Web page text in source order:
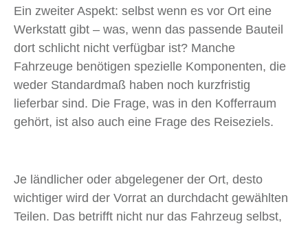
Ein zweiter Aspekt: selbst wenn es vor Ort eine
Werkstatt gibt – was, wenn das passende Bauteil
dort schlicht nicht verfügbar ist? Manche
Fahrzeuge benötigen spezielle Komponenten, die
weder Standardmaß haben noch kurzfristig
lieferbar sind. Die Frage, was in den Kofferraum
gehört, ist also auch eine Frage des Reiseziels.
Je ländlicher oder abgelegener der Ort, desto
wichtiger wird der Vorrat an durchdacht gewählten
Teilen. Das betrifft nicht nur das Fahrzeug selbst,